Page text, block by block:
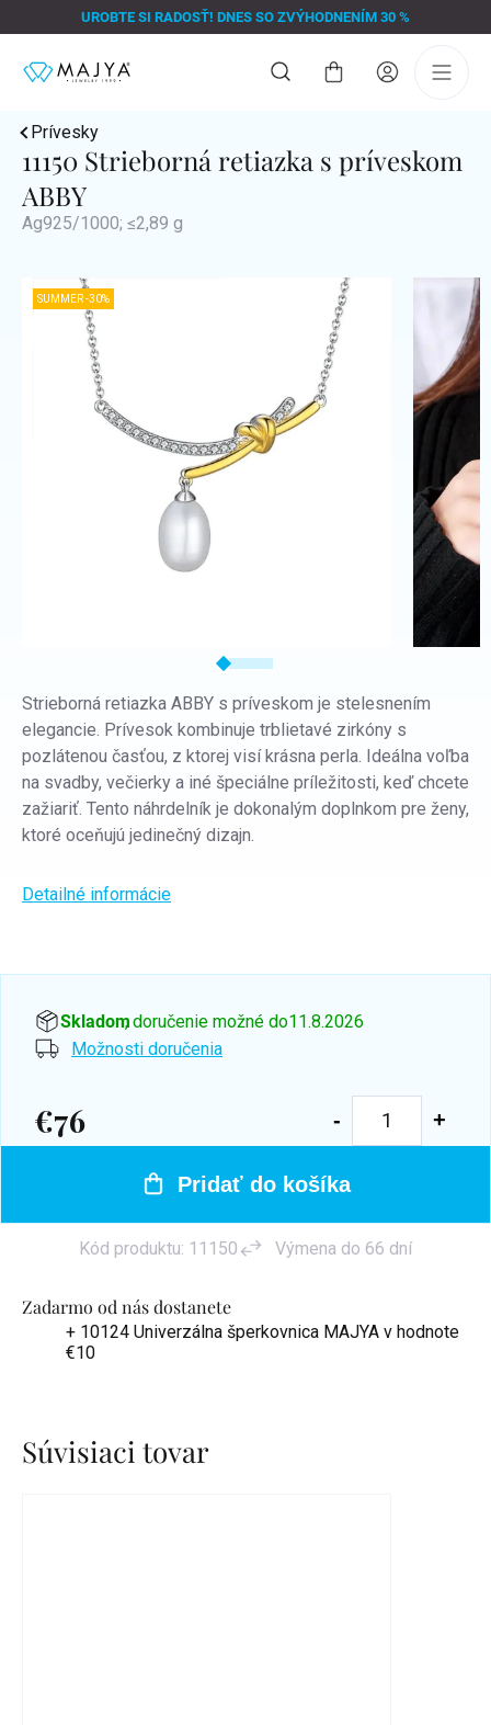
na
UROBTE SI RADOSŤ! DNES SO ZVÝHODNENÍM 30 %
Nákupný
Prívesky
11150 Strieborná retiazka s príveskom
ABBY
Ag925/1000; ≤2,89 g
SUMMER -30%
Zadarmo od nás dostanete
+ 10124 Univerzálna šperkovnica MAJYA v hodnote
€10
Strieborná retiazka ABBY s príveskom je stelesnením
elegancie. Prívesok kombinuje trblietavé zirkóny s
pozlátenou časťou, z ktorej visí krásna perla. Ideálna voľba
na svadby, večierky a iné špeciálne príležitosti, keď chcete
zažiariť. Tento náhrdelník je dokonalým doplnkom pre ženy,
ktoré oceňujú jedinečný dizajn.
Detailné informácie
Skladom, doručenie možné do11.8.2026
Možnosti doručenia
€76
Jednotková
Pridať do košíka
Kód produktu: 11150 Výmena do 66 dní
Súvisiaci tovar